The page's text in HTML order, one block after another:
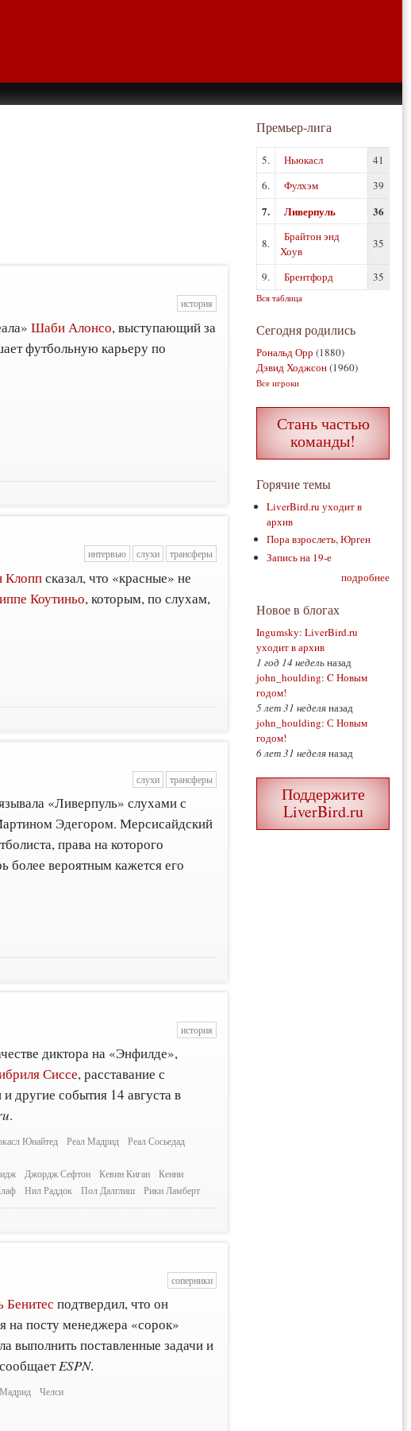
история
Шаби Алонсо, выступающий за
футбольную карьеру по
интервью слухи трансферы
Клоппсказал, что «красные» не
Коутиньо, которым, по слухам,
слухи трансферы
«Ливерпуль» слухами с
Эдегором. Мерсисайдский
права на которого
более вероятным кажется его
история
диктора на «Энфилде»,
Сиссе, расставание с
другие события 14 августа в
.
Юнайтед Реал Мадрид
Реал Сосьедад
Джордж Сефтон Кевин Киган
Кенни
Нил Раддок Пол Далглиш Рики Ламберт
соперники
Бенитес подтвердил, что он
на посту менеджера «сорок»
выполнить поставленные задачи и
ESPN.
Челси
Премьер-лига
5. Ньюкасл
41
6.
Фулхэм 39
7. Ливерпуль 36
8.
Брайтон энд
Хоув
35
9. Брентфорд 35
Вся таблица
Сегодня родились
Рональд Орр (1880)
Дэвид Ходжсон(1960)
Все игроки
Стань частью
команды!
Горячие темы
LiverBird.ru уходит в
архив
Пора взрослеть, Юрген
Запись на 19-е
подробнее
Новое в блогах
Ingumsky: LiverBird.ru
уходит в архив
1 год 14 недельназад
john_houlding: C Новым
годом!
5 лет 31 неделяназад
john_houlding: С Новым
годом!
6 лет 31 неделяназад
Поддержите
LiverBird.ru